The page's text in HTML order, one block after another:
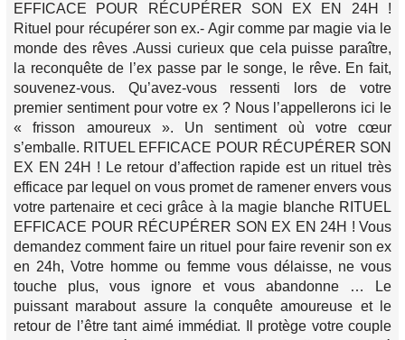
EFFICACE POUR RÉCUPÉRER SON EX EN 24H !
Rituel pour récupérer son ex.- Agir comme par magie via le
monde des rêves .Aussi curieux que cela puisse paraître,
la reconquête de l’ex passe par le songe, le rêve. En fait,
souvenez-vous. Qu’avez-vous ressenti lors de votre
premier sentiment pour votre ex ? Nous l’appellerons ici le
« frisson amoureux ». Un sentiment où votre cœur
s’emballe. RITUEL EFFICACE POUR RÉCUPÉRER SON
EX EN 24H ! Le retour d’affection rapide est un rituel très
efficace par lequel on vous promet de ramener envers vous
votre partenaire et ceci grâce à la magie blanche RITUEL
EFFICACE POUR RÉCUPÉRER SON EX EN 24H ! Vous
demandez comment faire un rituel pour faire revenir son ex
en 24h, Votre homme ou femme vous délaisse, ne vous
touche plus, vous ignore et vous abandonne … Le
puissant marabout assure la conquête amoureuse et le
retour de l’être tant aimé immédiat. Il protège votre couple